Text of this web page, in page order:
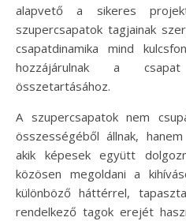
alapvető a sikeres
szupercsapatok tagjainak
csapatdinamika mind
hozzájárulnak a
összetartásához.
A szupercsapatok nem
összességéből állnak,
akik képesek együtt
közösen megoldani a
különböző háttérrel,
rendelkező tagok erejét